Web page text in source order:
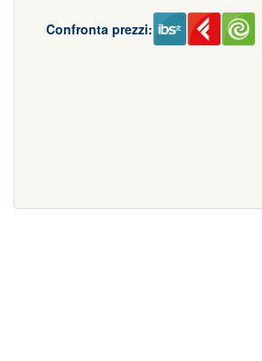
Confronta prezzi: